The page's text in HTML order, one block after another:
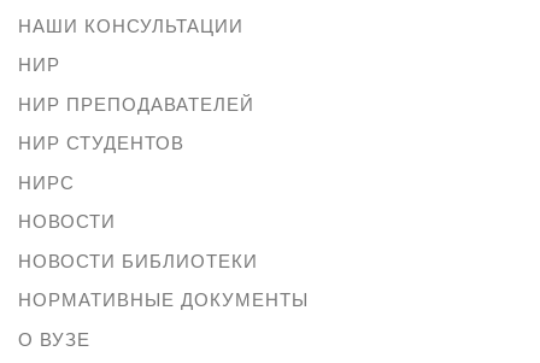
НАШИ КОНСУЛЬТАЦИИ
НИР
НИР ПРЕПОДАВАТЕЛЕЙ
НИР СТУДЕНТОВ
НИРС
НОВОСТИ
НОВОСТИ БИБЛИОТЕКИ
НОРМАТИВНЫЕ ДОКУМЕНТЫ
О ВУЗЕ